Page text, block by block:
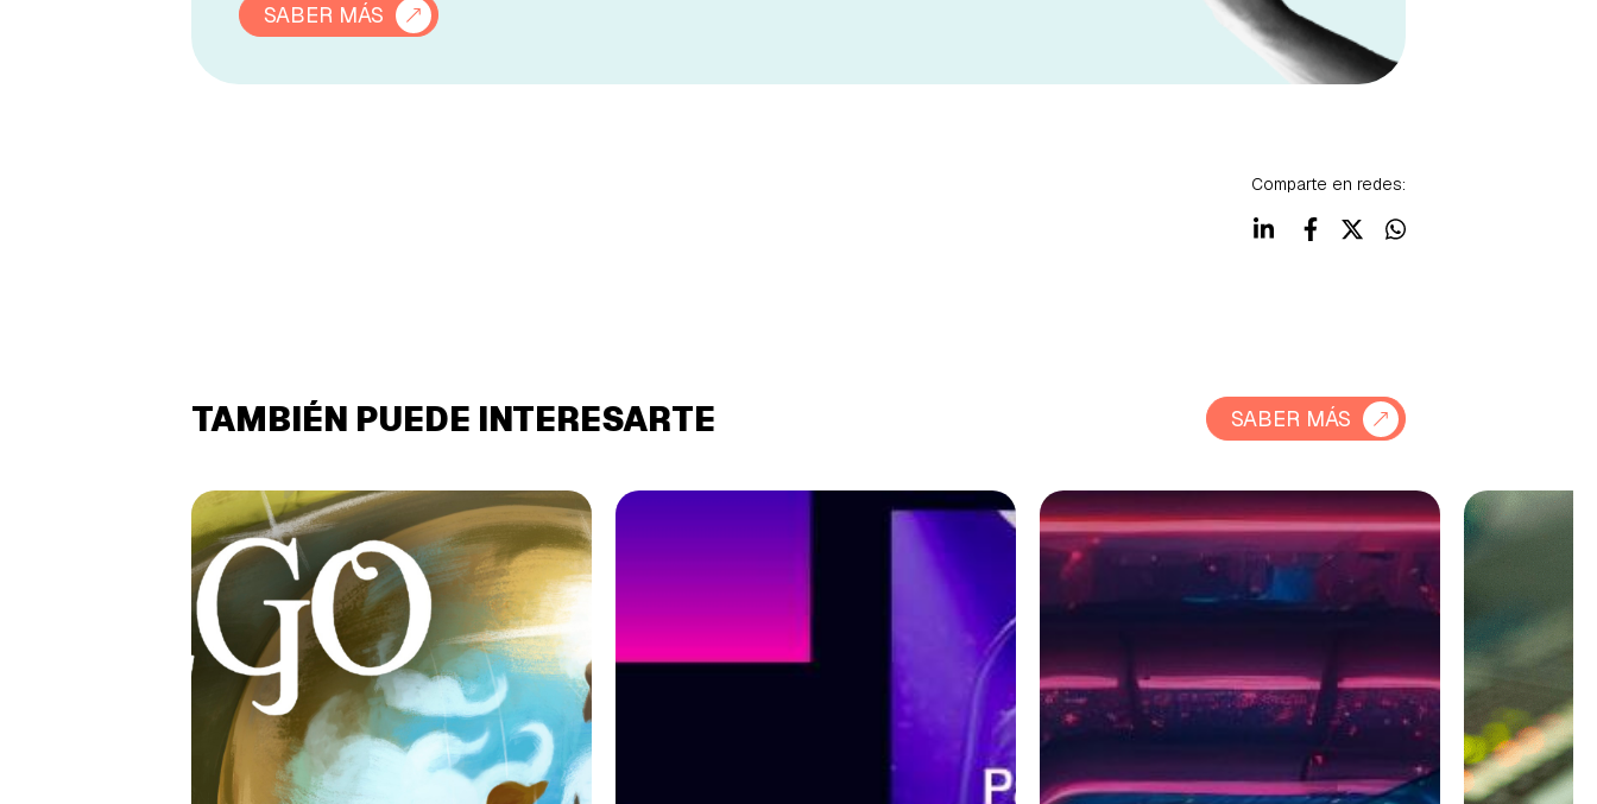
SABER MÁS
Comparte en redes:
TAMBIÉN PUEDE INTERESARTE SABER MÁS